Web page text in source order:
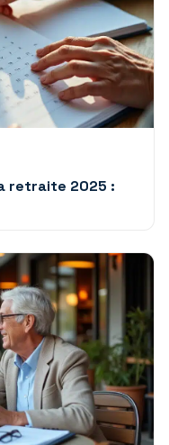
retraite 2025 :